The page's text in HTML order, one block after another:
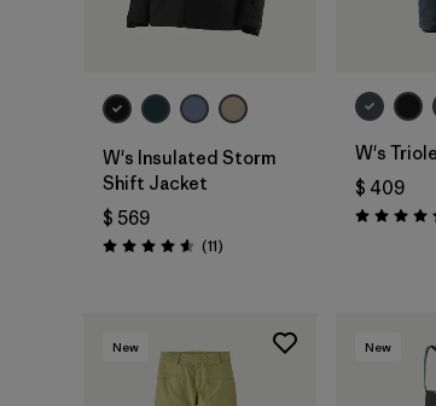
W's Insulated Storm
Shift Jacket
$ 569
Valoración: 4.5 / 5
(11Comentarios
)
W's
$ 409
Valoración:
New New